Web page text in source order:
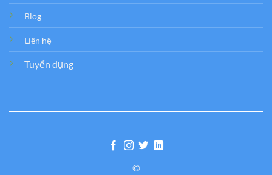
Blog
Liên hệ
Tuyển dụng
©